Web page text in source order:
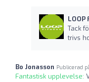
Tack
trivs
Bo Jonasson Publicerad
Fantastisk upplevelse: